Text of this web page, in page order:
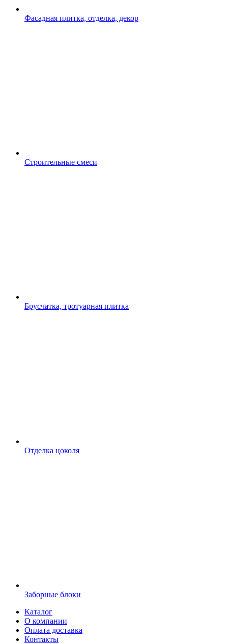
Фасадная плитка, отделка, декор
Строительные смеси
Брусчатка, тротуарная плитка
Отделка цоколя
Заборные блоки
Каталог
О компании
Оплата доставка
Контакты